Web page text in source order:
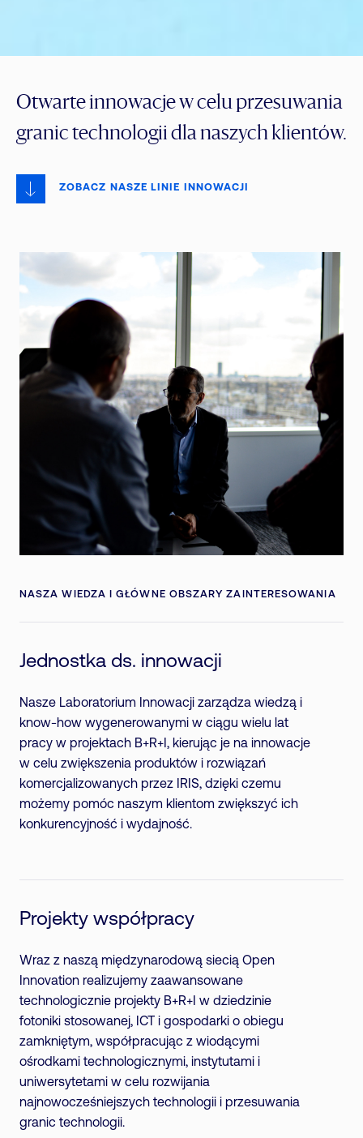
Otwarte innowacje w celu przesuwania
granic technologii dla naszych klientów.
ZOBACZ NASZE LINIE INNOWACJI
NASZA WIEDZA I GŁÓWNE OBSZARY ZAINTERESOWANIA
Jednostka ds. innowacji
Nasze Laboratorium Innowacji zarządza wiedzą i
know-how wygenerowanymi w ciągu wielu lat
pracy w projektach B+R+I, kierując je na innowacje
w celu zwiększenia produktów i rozwiązań
komercjalizowanych przez IRIS, dzięki czemu
możemy pomóc naszym klientom zwiększyć ich
konkurencyjność i wydajność.
Projekty współpracy
Wraz z naszą międzynarodową siecią Open
Innovation realizujemy zaawansowane
technologicznie projekty B+R+I w dziedzinie
fotoniki stosowanej, ICT i gospodarki o obiegu
zamkniętym, współpracując z wiodącymi
ośrodkami technologicznymi, instytutami i
uniwersytetami w celu rozwijania
najnowocześniejszych technologii i przesuwania
granic technologii.